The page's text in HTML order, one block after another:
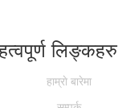
लिङ्कहरु
हाम्राे बारेमा